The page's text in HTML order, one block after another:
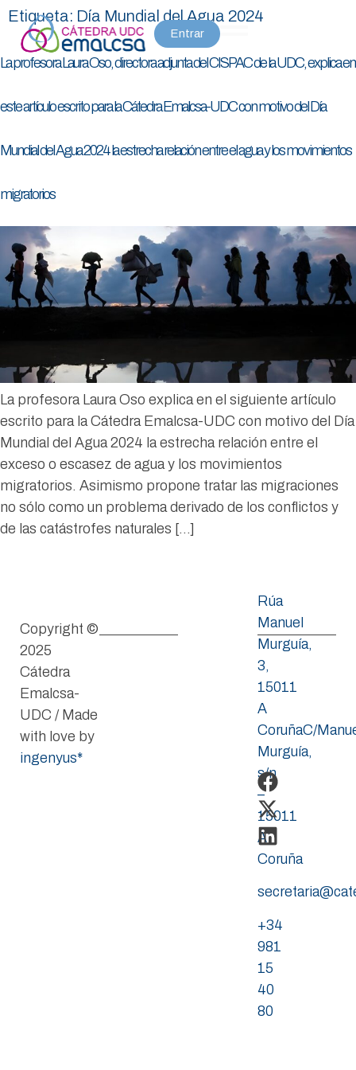
Entrar
Etiqueta: Día Mundial del Agua 2024
La profesora Laura Oso, directora adjunta del CISPAC de la UDC, explica en
este artículo escrito para la Cátedra Emalcsa-UDC con motivo del Día
Mundial del Agua 2024 la estrecha relación entre el agua y los movimientos
migratorios
La profesora Laura Oso explica en el siguiente artículo
escrito para la Cátedra Emalcsa-UDC con motivo del Día
Mundial del Agua 2024 la estrecha relación entre el
exceso o escasez de agua y los movimientos
migratorios. Asimismo propone tratar las migraciones
no sólo como un problema derivado de los conflictos y
de las catástrofes naturales […]
Rúa
Manuel
Murguía,
3,
15011
A
CoruñaC/
Murguía,
s/n
–
15011
A
Coruña
+34
981
15
40
80
Copyright ©
2025
Cátedra
Emalcsa-
UDC / Made
with love by
ingenyus*